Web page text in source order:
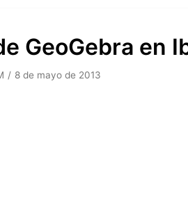
GeoGebra en
8 de mayo de 2013